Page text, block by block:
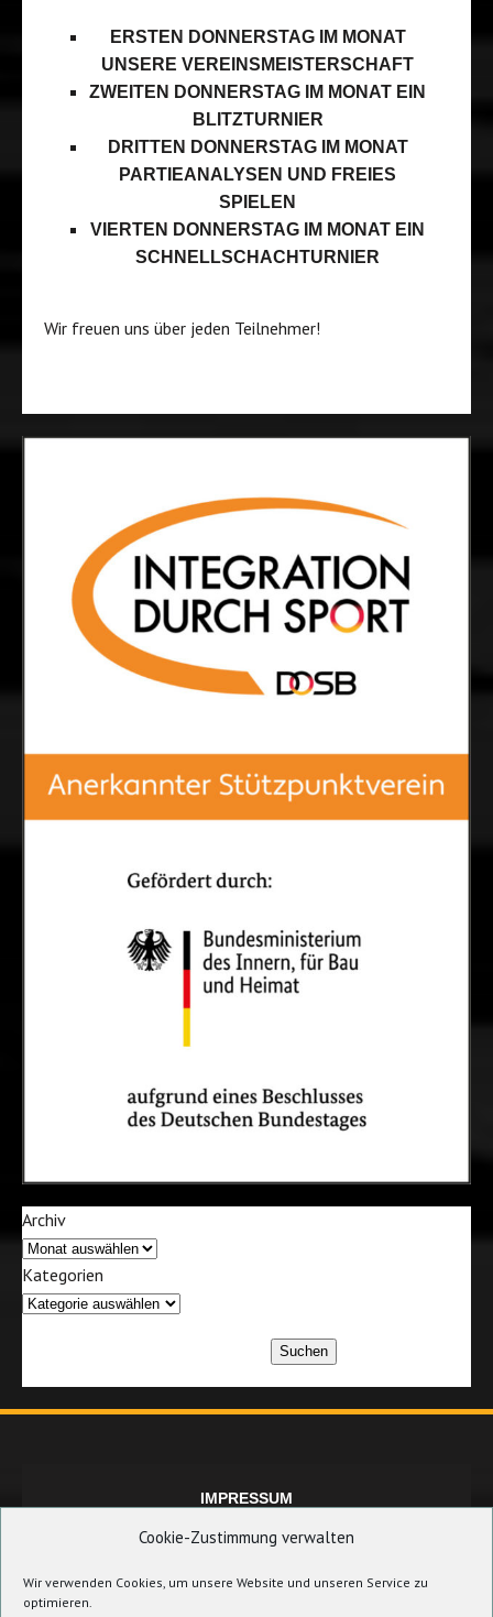
Cookie-Zustimmung verwalten
Wir verwenden Cookies, um unsere Website und unseren Service zu
optimieren.
ERSTEN DONNERSTAG IM MONAT
UNSERE VEREINSMEISTERSCHAFT
ZWEITEN DONNERSTAG IM MONAT EIN
BLITZTURNIER
DRITTEN DONNERSTAG IM MONAT
PARTIEANALYSEN UND FREIES
SPIELEN
VIERTEN DONNERSTAG IM MONAT EIN
SCHNELLSCHACHTURNIER
Wir freuen uns über jeden Teilnehmer!
Archiv
Kategorien
Suchen
IMPRESSUM
DATENSCHUTZERKLÄRUNG